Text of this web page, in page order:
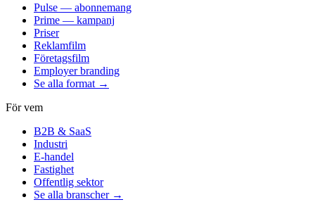
Pulse — abonnemang
Prime — kampanj
Priser
Reklamfilm
Företagsfilm
Employer branding
Se alla format →
För vem
B2B & SaaS
Industri
E-handel
Fastighet
Offentlig sektor
Se alla branscher →